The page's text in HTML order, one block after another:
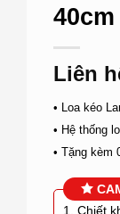
40cm
Liên
• Loa kéo
• Hệ thống
• Tặng kèm
1. Chiết